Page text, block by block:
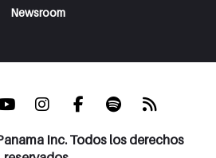
Newsroom
Inc. Todos los derechos